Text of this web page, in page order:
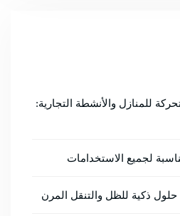
للمنازل والأنشطة التجارية:
لجميع الاستخدامات
ذكية للظل والتنقل المرن